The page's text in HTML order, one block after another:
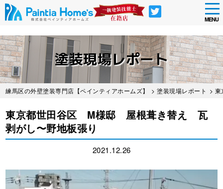
Skip
to
main
content
MENU
塗装現場レポート
練馬区の外壁塗装専門店【ペインティアホームズ】 >塗装現場レポート >
東京都世田谷区 M様邸 屋根葺き替え 瓦
剥がし〜野地板張り
2021.12.26